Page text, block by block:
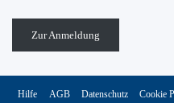
Zur Anmeldung
Hilfe AGB Datenschutz Cookie